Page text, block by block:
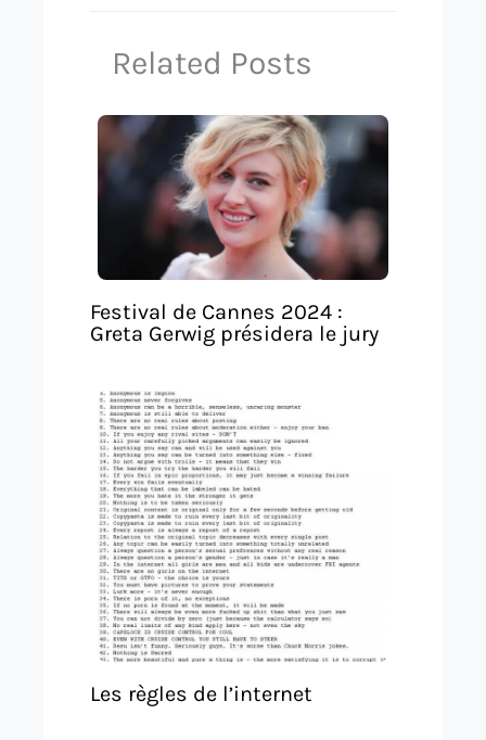
Related Posts
Festival de Cannes 2024 :
Greta Gerwig présidera le jury
Les règles de l’internet